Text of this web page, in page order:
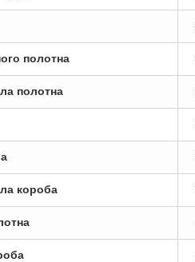
полотна
полотна
короба